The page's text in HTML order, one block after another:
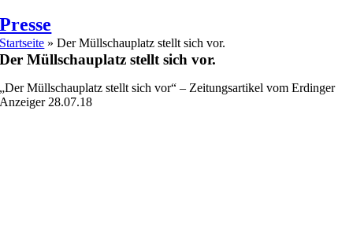
Presse
Startseite »Der Müllschauplatz stellt sich vor.
Der Müllschauplatz stellt sich vor.
„Der Müllschauplatz stellt sich vor“ – Zeitungsartikel vom Erdinger
Anzeiger 28.07.18